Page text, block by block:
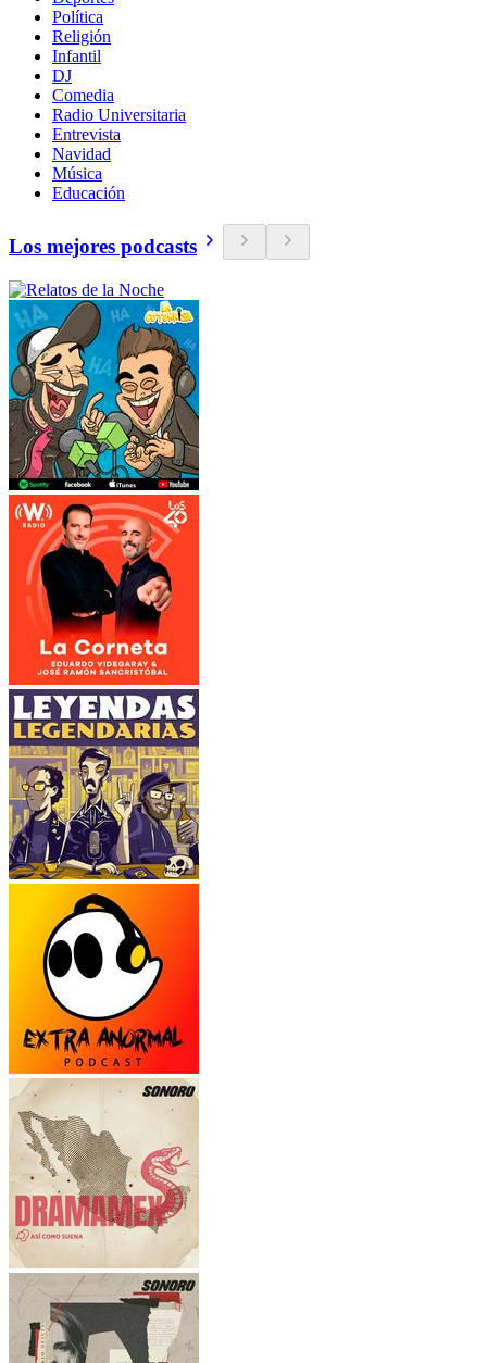
Política
Religión
Infantil
DJ
Comedia
Radio Universitaria
Entrevista
Navidad
Música
Educación
Los mejores podcasts